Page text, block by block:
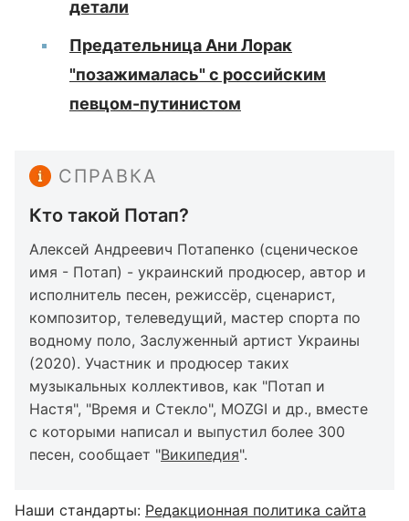
детали
Предательница Ани Лорак
"позажималась" с российским
певцом-путинистом
СПРАВКА
Кто такой Потап?
Алексей Андреевич Потапенко (сценическое
имя - Потап) - украинский продюсер, автор и
исполнитель песен, режиссёр, сценарист,
композитор, телеведущий, мастер спорта по
водному поло, Заслуженный артист Украины
(2020). Участник и продюсер таких
музыкальных коллективов, как "Потап и
Настя", "Время и Стекло", MOZGI и др., вместе
с которыми написал и выпустил более 300
песен, сообщает "Википедия".
Наши стандарты: Редакционная политика сайта